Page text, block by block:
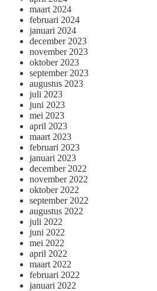
maart 2024
februari 2024
januari 2024
december 2023
november 2023
oktober 2023
september 2023
augustus 2023
juli 2023
juni 2023
mei 2023
april 2023
maart 2023
februari 2023
januari 2023
december 2022
november 2022
oktober 2022
september 2022
augustus 2022
juli 2022
juni 2022
mei 2022
april 2022
maart 2022
februari 2022
januari 2022